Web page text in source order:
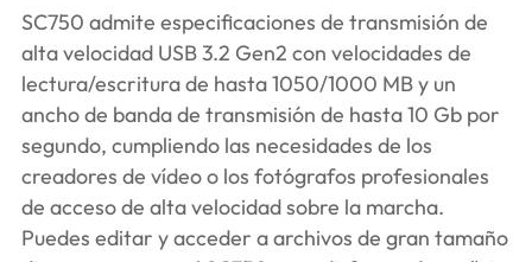
SC750 admite especificaciones de transmisión de
alta velocidad USB 3.2 Gen2 con velocidades de
lectura/escritura de hasta 1050/1000 MB y un
ancho de banda de transmisión de hasta 10 Gb por
segundo, cumpliendo las necesidades de los
creadores de vídeo o los fotógrafos profesionales
de acceso de alta velocidad sobre la marcha.
Puedes editar y acceder a archivos de gran tamaño